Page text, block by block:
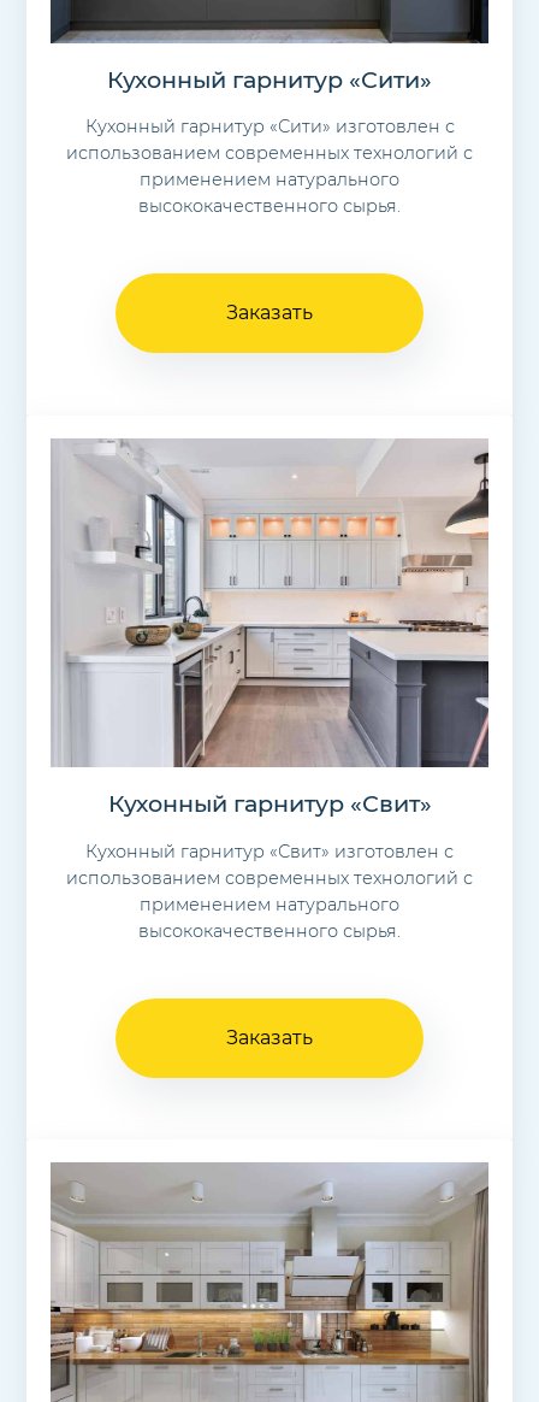
Кухонный гарнитур «Сити»
Кухонный гарнитур «Сити» изготовлен с
использованием современных технологий с
применением натурального
высококачественного сырья.
Заказать
Кухонный гарнитур «Свит»
Кухонный гарнитур «Свит» изготовлен с
использованием современных технологий с
применением натурального
высококачественного сырья.
Заказать